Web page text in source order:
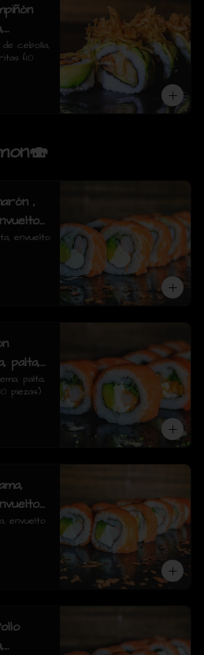
cebolla,
(10
,
envuelto
palta,
palta,
piezas)
envuelto